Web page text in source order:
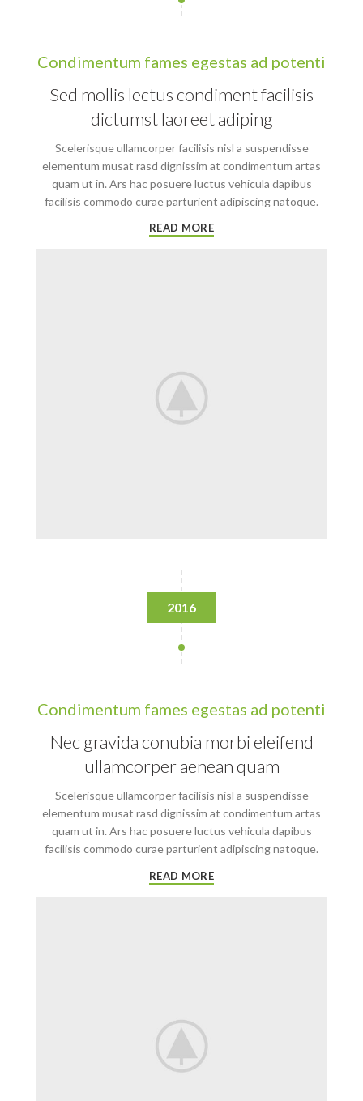
Condimentum fames egestas ad potenti
Sed mollis lectus condiment facilisis
dictumst laoreet adiping
Scelerisque ullamcorper facilisis nisl a suspendisse
elementum musat rasd dignissim at condimentum artas
quam ut in. Ars hac posuere luctus vehicula dapibus
facilisis commodo curae parturient adipiscing natoque.
READ MORE
2016
Condimentum fames egestas ad potenti
Nec gravida conubia morbi eleifend
ullamcorper aenean quam
Scelerisque ullamcorper facilisis nisl a suspendisse
elementum musat rasd dignissim at condimentum artas
quam ut in. Ars hac posuere luctus vehicula dapibus
facilisis commodo curae parturient adipiscing natoque.
READ MORE